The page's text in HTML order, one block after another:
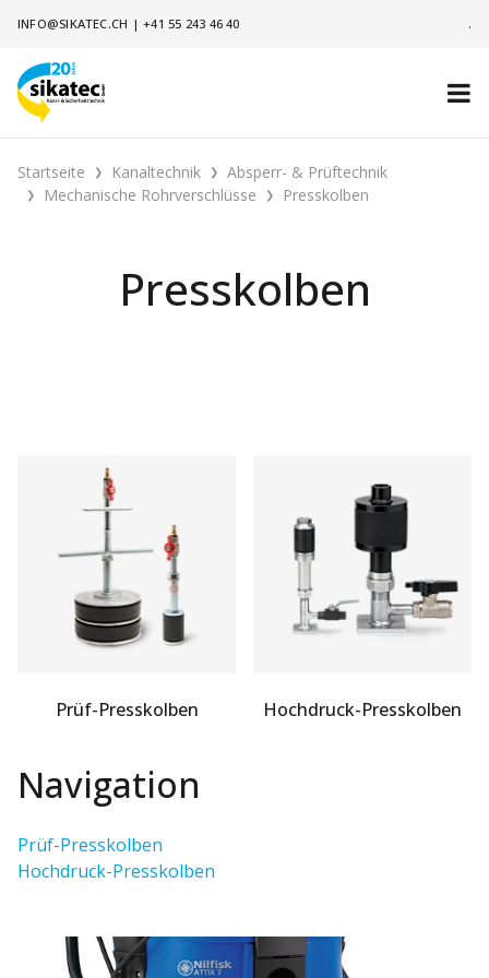
INFO@SIKATEC.CH |+41 55 243 46 40 .
Startseite Kanaltechnik
Absperr- & Prüftechnik
Mechanische Rohrverschlüsse
Presskolben
Presskolben
Navigation
Prüf-Presskolben
Hochdruck-Presskolben
Prüf-Presskolben Hochdruck-Presskolben